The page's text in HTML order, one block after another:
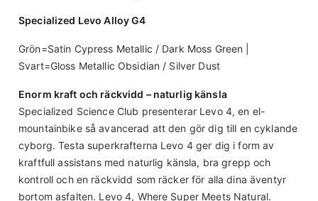
55mm Chainline, 155mm
Body Geometry Bridge Saddle, steel rails
Sadelstolpe
150mm. S4-S5: 170mm, S6: 200mm
Specialized Levo Alloy G4
Grön=Satin Cypress Metallic / Dark Moss Green |
Svart=Gloss Metallic Obsidian / Silver Dust
Enorm kraft och räckvidd – naturlig känsla
Specialized Science Club presenterar Levo 4, en el-
mountainbike så avancerad att den gör dig till en cyklande
cyborg. Testa superkrafterna Levo 4 ger dig i form av
kraftfull assistans med naturlig känsla, bra grepp och
kontroll och en räckvidd som räcker för alla dina äventyr
bortom asfalten. Levo 4, Where Super Meets Natural.